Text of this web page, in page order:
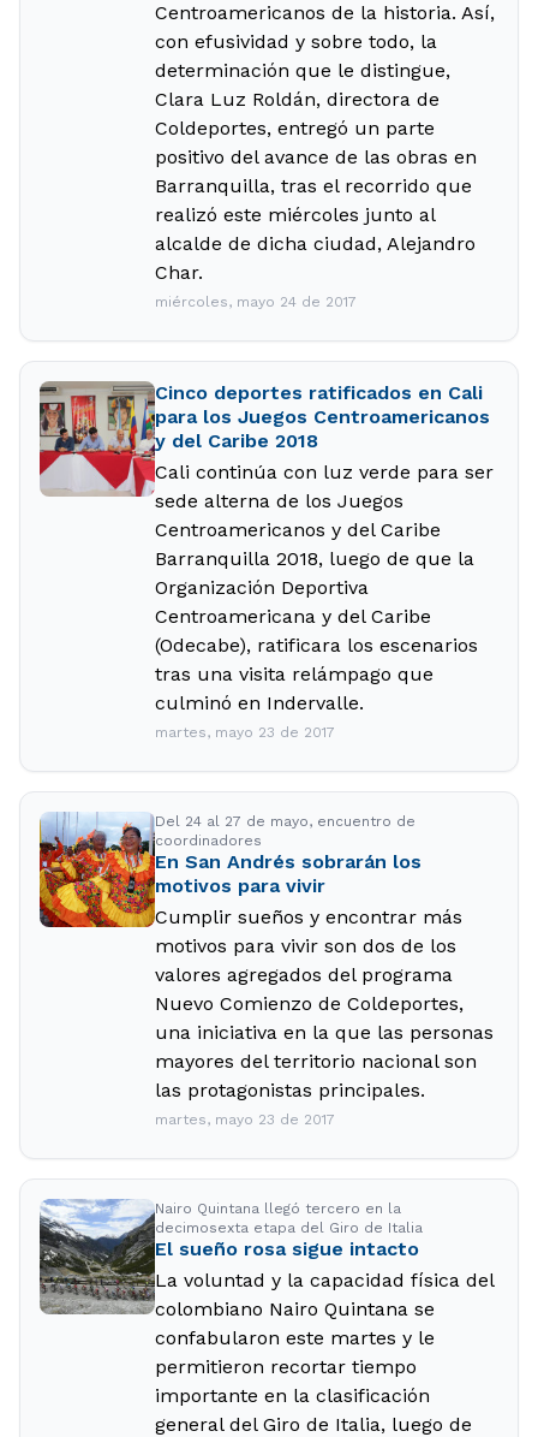
Centroamericanos de la historia. Así,
con efusividad y sobre todo, la
determinación que le distingue,
Clara Luz Roldán, directora de
Coldeportes, entregó un parte
positivo del avance de las obras en
Barranquilla, tras el recorrido que
realizó este miércoles junto al
alcalde de dicha ciudad, Alejandro
Char.
miércoles, mayo 24 de 2017
Cinco deportes ratificados en Cali
para los Juegos Centroamericanos
y del Caribe 2018
Cali continúa con luz verde para ser
sede alterna de los Juegos
Centroamericanos y del Caribe
Barranquilla 2018, luego de que la
Organización Deportiva
Centroamericana y del Caribe
(Odecabe), ratificara los escenarios
tras una visita relámpago que
culminó en Indervalle.
martes, mayo 23 de 2017
Del 24 al 27 de mayo, encuentro de
coordinadores
En San Andrés sobrarán los
motivos para vivir
Cumplir sueños y encontrar más
motivos para vivir son dos de los
valores agregados del programa
Nuevo Comienzo de Coldeportes,
una iniciativa en la que las personas
mayores del territorio nacional son
las protagonistas principales.
martes, mayo 23 de 2017
Nairo Quintana llegó tercero en la
decimosexta etapa del Giro de Italia
El sueño rosa sigue intacto
La voluntad y la capacidad física del
colombiano Nairo Quintana se
confabularon este martes y le
permitieron recortar tiempo
importante en la clasificación
general del Giro de Italia, luego de